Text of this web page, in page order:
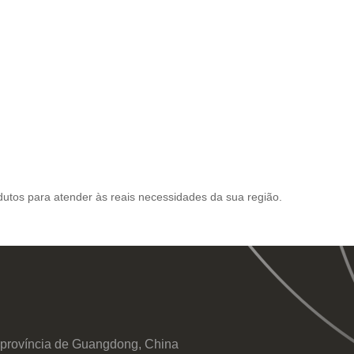
para atender às reais necessidades da sua região.
de Guangdong, China